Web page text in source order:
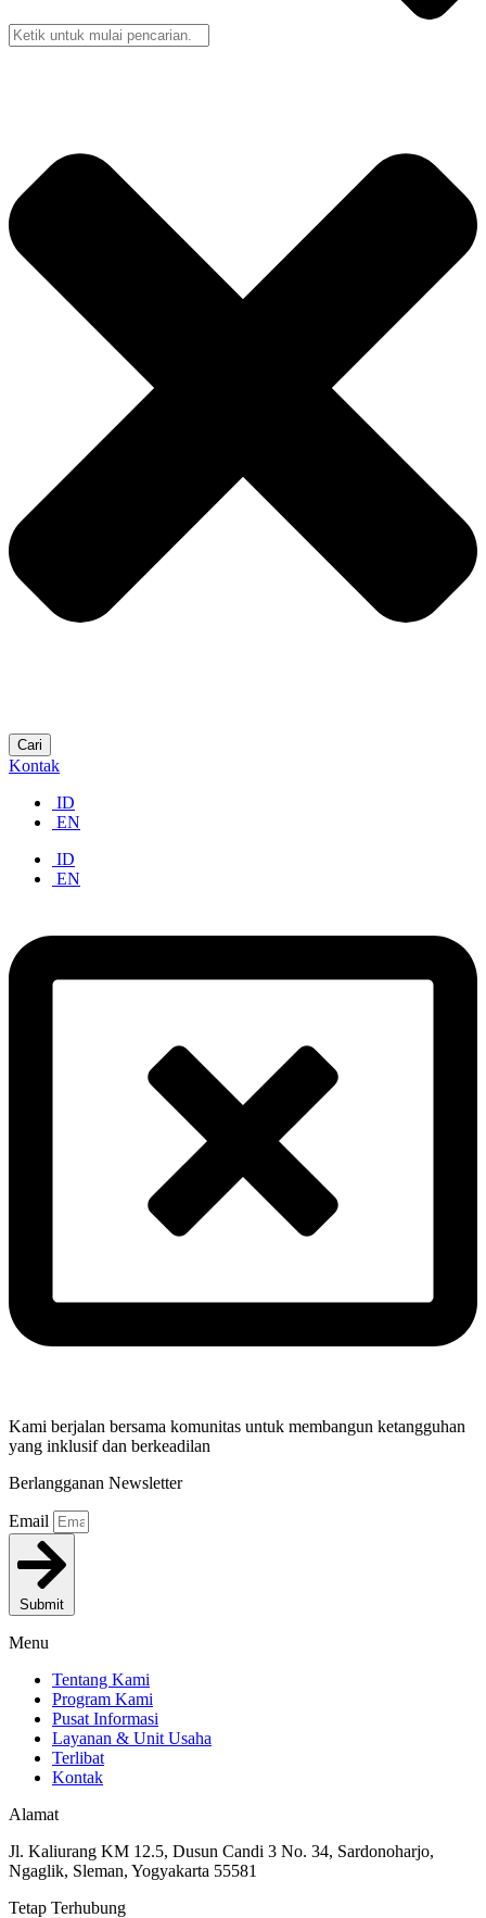
Cari
Kontak
ID
EN
ID
EN
Kami berjalan bersama komunitas untuk membangun ketangguhan
yang inklusif dan berkeadilan
Berlangganan Newsletter
Email
Submit
Menu
Tentang Kami
Program Kami
Pusat Informasi
Layanan & Unit Usaha
Terlibat
Kontak
Alamat
Jl. Kaliurang KM 12.5, Dusun Candi 3 No. 34, Sardonoharjo,
Ngaglik, Sleman, Yogyakarta 55581
Tetap Terhubung